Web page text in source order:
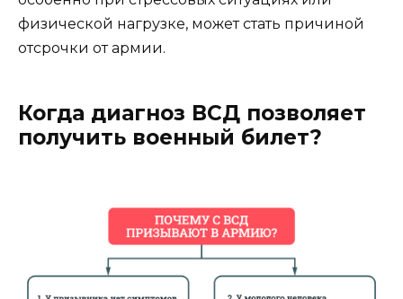
физической нагрузке, может стать причиной
отсрочки от армии.
Когда диагноз ВСД позволяет
получить военный билет?